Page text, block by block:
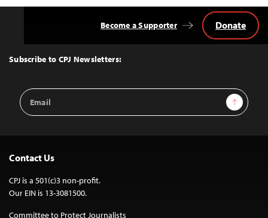
Top
Subscribe to CPJ Newsletters:
Email
Address
Sign Up
Become a Supporter Donate
Contact Us
CPJ is a 501(c)3 non-profit.
Our EIN is 13-3081500.
Committee to Protect Journalists